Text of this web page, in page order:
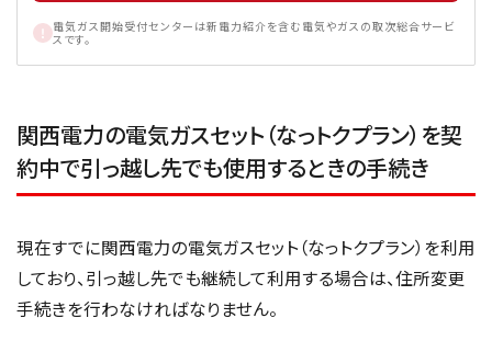
電気ガス開始受付センターは新電力紹介を含む電気やガスの取次総合サービ
スです。
関西電力の電気ガスセット（なっトクプラン）を契
約中で引っ越し先でも使用するときの手続き
現在すでに関西電力の電気ガスセット（なっトクプラン）を利用
しており、引っ越し先でも継続して利用する場合は、住所変更
手続きを行わなければなりません。